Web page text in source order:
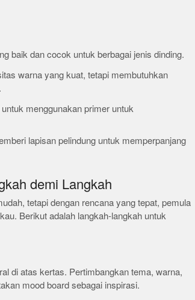
baik dan cocok untuk berbagai jenis dinding.
warna yang kuat, tetapi membutuhkan
menggunakan primer untuk
lapisan pelindung untuk memperpanjang
demi Langkah
tetapi dengan rencana yang tepat, pemula
Berikut adalah langkah-langkah untuk
di atas kertas. Pertimbangkan tema, warna,
mood board sebagai inspirasi.